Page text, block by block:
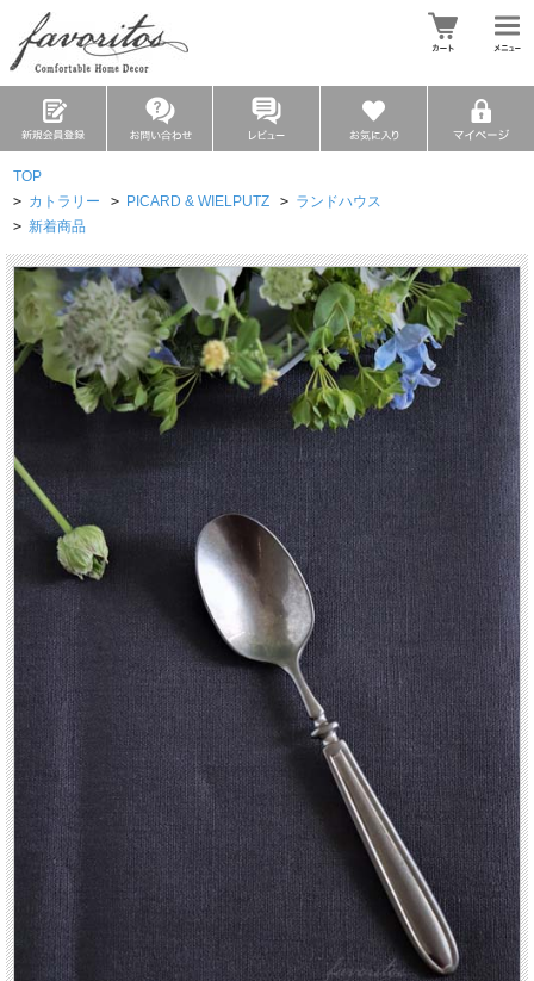
TOP
> カトラリー > PICARD & WIELPUTZ > ランドハウス
> 新着商品